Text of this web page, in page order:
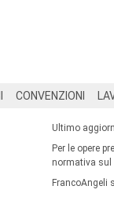
CONVENZIONI
Ultimo
Per le opere
normativa
FrancoAngeli